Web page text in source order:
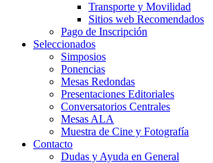
Transporte y Movilidad
Sitios web Recomendados
Pago de Inscripción
Seleccionados
Simposios
Ponencias
Mesas Redondas
Presentaciones Editoriales
Conversatorios Centrales
Mesas ALA
Muestra de Cine y Fotografía
Contacto
Dudas y Ayuda en General